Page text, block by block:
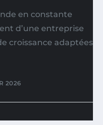
en constante
d’une entreprise
croissance adaptées
2026